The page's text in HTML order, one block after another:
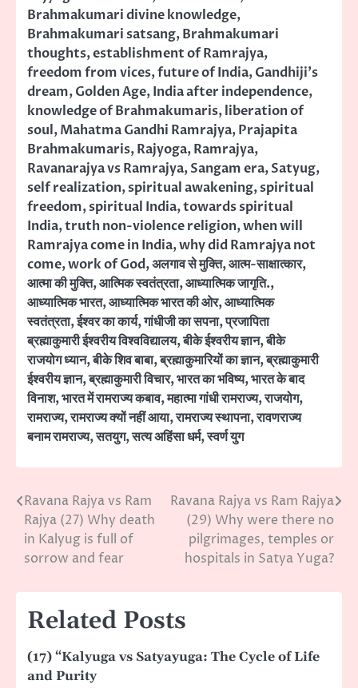
Brahmakumari divine knowledge,
Brahmakumari satsang,Brahmakumari
thoughts,establishment of Ramrajya,
freedom from vices,future of India,Gandhiji's
dream,Golden Age,India after independence,
knowledge of Brahmakumaris,liberation of
soul,Mahatma Gandhi Ramrajya,Prajapita
Brahmakumaris,Rajyoga,Ramrajya,
Ravanarajya vs Ramrajya,Sangam era,Satyug,
self realization,spiritual awakening,spiritual
freedom,spiritual India,towards spiritual
India,truth non-violence religion,when will
Ramrajya come in India,why did Ramrajya not
come,work of God,अलगाव से मुक्ति,आत्म-साक्षात्कार,
आत्मा की मुक्ति,आत्मिक स्वतंत्रता,आध्यात्मिक जागृति.,
आध्यात्मिक भारत,आध्यात्मिक भारत की ओर,आध्यात्मिक
स्वतंत्रता,ईश्वर का कार्य,गांधीजी का सपना,प्रजापिता
ब्रह्माकुमारी ईश्वरीय विश्वविद्यालय,बीके ईश्वरीय ज्ञान,बीके
राजयोग ध्यान,बीके शिव बाबा,ब्रह्माकुमारियों का ज्ञान,ब्रह्माकुमारी
ईश्वरीय ज्ञान,ब्रह्माकुमारी विचार,भारत का भविष्य,भारत के बाद
विनाश,भारत में रामराज्य कबाव,महात्मा गांधी रामराज्य,राजयोग,
रामराज्य,रामराज्य क्यों नहीं आया,रामराज्य स्थापना,रावणराज्य
बनाम रामराज्य,सतयुग,सत्य अहिंसा धर्म,स्वर्ण युग
Post
navigation
Ravana Rajya vs Ram
Rajya (27) Why death
in Kalyug is full of
sorrow and fear
Ravana Rajya vs Ram Rajya
(29) Why were there no
pilgrimages, temples or
hospitals in Satya Yuga?
Related Posts
(17) “Kalyuga vs Satyayuga: The Cycle of Life
and Purity